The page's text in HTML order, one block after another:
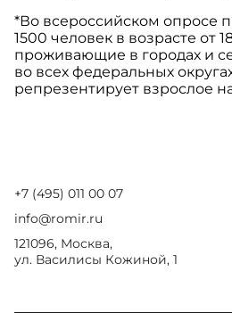
*Во всероссийском опросе
1500 человек в возрасте от
проживающие в городах и
во всех федеральных
репрезентирует взрослое
+7 (495) 011 00 07
info@romir.ru
121096, Москва,
ул. Василисы Кожиной, 1